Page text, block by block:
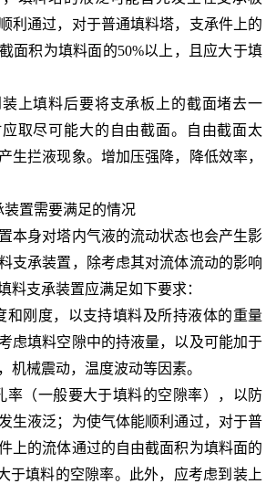
利通过，对于普通填料塔，支承件上的
面积为填料面的50%以上，且应大于填
上填料后要将支承板上的截面堵去一
取尽可能大的自由截面。自由截面太
生拦液现象。增加压强降，降低效率，
装置需要满足的情况
本身对塔内气液的流动状态也会产生影
支承装置，除考虑其对流体流动的影响
料支承装置应满足如下要求：
和刚度，以支持填料及所持液体的重量
虑填料空隙中的持液量，以及可能加于
机械震动，温度波动等因素。
率（一般要大于填料的空隙率），以防
生液泛；为使气体能顺利通过，对于普
上的流体通过的自由截面积为填料面的
于填料的空隙率。此外，应考虑到装上